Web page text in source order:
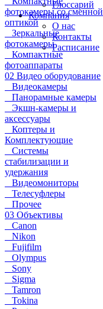
Глоссарий
Компания
О нас
Контакты
Расписание
фотокамеры со сменной
оптикой
Зеркальные
фотокамеры
Компактные
фотоаппараты
02 Видео оборудование
Видеокамеры
Панорамные камеры
Экшн-камеры и
аксессуары
Коптеры и
Комплектующие
Системы
стабилизации и
удержания
Видеомониторы
Телесуфлеры
Прочее
03 Объективы
Canon
Nikon
Fujifilm
Olympus
Sony
Sigma
Tamron
Tokina